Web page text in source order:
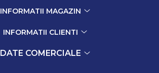
INFORMATII MAGAZIN
INFORMATII CLIENTI
DATE COMERCIALE